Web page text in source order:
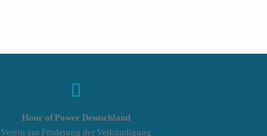
Hour of Power Deutschland
Verein zur Förderung der Verkündigung